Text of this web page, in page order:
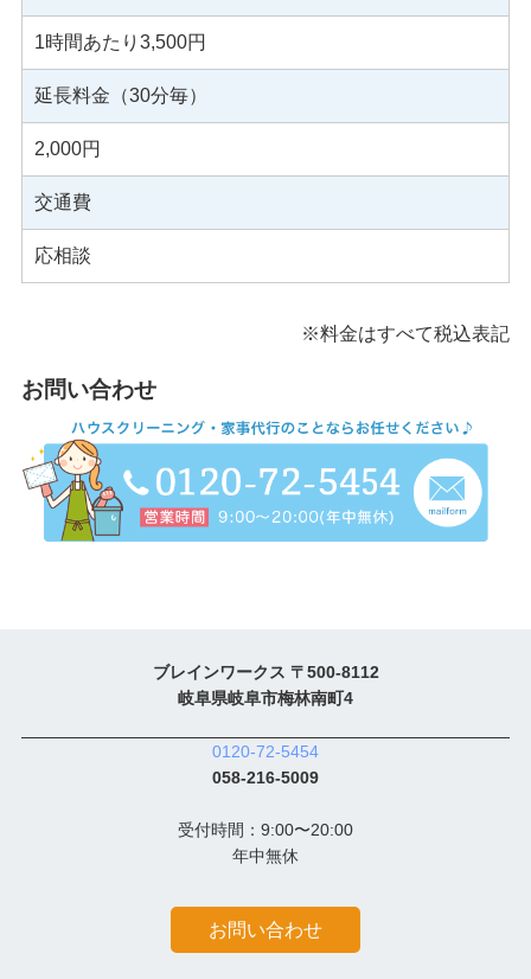
1時間あたり3,500円
延長料金（30分毎）
2,000円
交通費
応相談
※料金はすべて税込表記
お問い合わせ
ブレインワークス 〒500-8112
岐阜県岐阜市梅林南町4
0120-72-5454
058-216-5009
受付時間：9:00〜20:00
年中無休
お問い合わせ